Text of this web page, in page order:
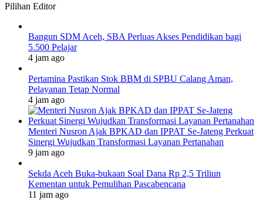
Pilihan Editor
Bangun SDM Aceh, SBA Perluas Akses Pendidikan bagi
5.500 Pelajar
4 jam ago
Pertamina Pastikan Stok BBM di SPBU Calang Aman,
Pelayanan Tetap Normal
4 jam ago
Menteri Nusron Ajak BPKAD dan IPPAT Se-Jateng Perkuat
Sinergi Wujudkan Transformasi Layanan Pertanahan
9 jam ago
Sekda Aceh Buka-bukaan Soal Dana Rp 2,5 Triliun
Kementan untuk Pemulihan Pascabencana
11 jam ago